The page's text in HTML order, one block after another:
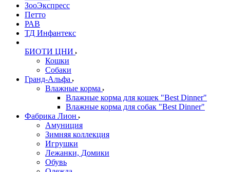
ЗооЭкспресс
Петто
РАВ
ТД Инфантекс
БИОТИ ЦНИ
Кошки
Собаки
Гранд-Альфа
Влажные корма
Влажные корма для кошек "Best Dinner"
Влажные корма для собак "Best Dinner"
Фабрика Лион
Амуниция
Зимняя коллекция
Игрушки
Лежанки, Домики
Обувь